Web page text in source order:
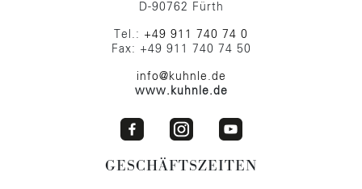
D-90762 Fürth
Tel.: +49 911 740 74 0
Fax: +49 911 740 74 50
info@kuhnle.de
www.kuhnle.de
GESCHÄFTSZEITEN